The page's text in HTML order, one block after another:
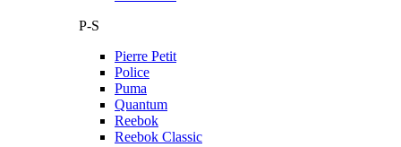
P-S
Pierre Petit
Police
Puma
Quantum
Reebok
Reebok Classic